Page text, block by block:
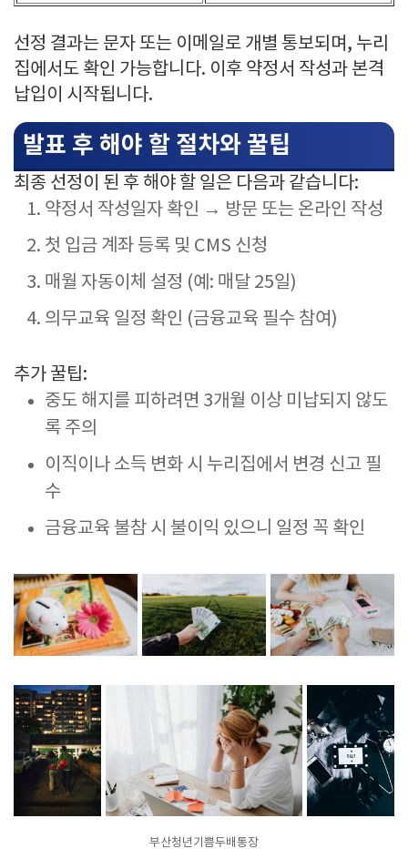
선정 결과는 문자 또는 이메일로 개별 통보되며, 누리
집에서도 확인 가능합니다. 이후 약정서 작성과 본격
납입이 시작됩니다.
발표 후 해야 할 절차와 꿀팁
최종 선정이 된 후 해야 할 일은 다음과 같습니다:
약정서 작성일자 확인 → 방문 또는 온라인 작성
첫 입금 계좌 등록 및 CMS 신청
매월 자동이체 설정 (예: 매달 25일)
의무교육 일정 확인 (금융교육 필수 참여)
추가 꿀팁:
중도 해지를 피하려면 3개월 이상 미납되지 않도
록 주의
이직이나 소득 변화 시 누리집에서 변경 신고 필
수
금융교육 불참 시 불이익 있으니 일정 꼭 확인
부산청년기쁨두배통장